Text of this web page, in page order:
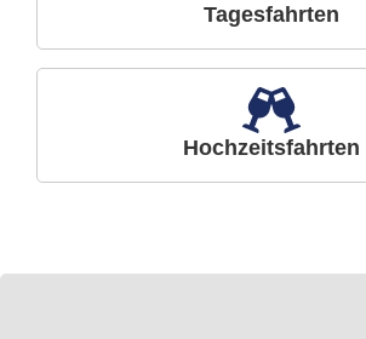
Tagesfahrten
Hochzeitsfahrten